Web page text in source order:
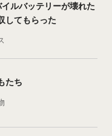
ルバッテリーが壊れた
してもらった
たち